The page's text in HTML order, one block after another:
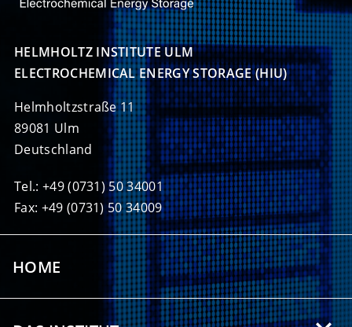
HELMHOLTZ INSTITUTE ULM
ELECTROCHEMICAL ENERGY STORAGE (HIU)
Helmholtzstraße 11
89081 Ulm
Deutschland
Tel.: +49 (0731) 50 34001
Fax: +49 (0731) 50 34009
HOME